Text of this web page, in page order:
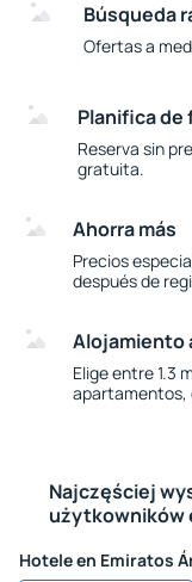
Búsqueda
Ofertas a
Planifica de
Reserva sin
gratuita.
Ahorra más
Precios
después de
Alojamiento
Elige entre 1.3
apartamentos,
Najczęściej
użytkowników
Hotele en Emiratos